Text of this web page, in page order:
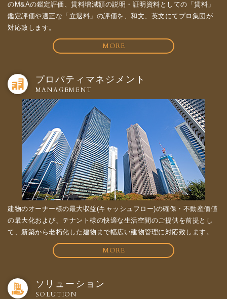
のM&Aの鑑定評価、賃料増減額の説明・証明資料としての「賃料」
鑑定評価や適正な「立退料」の評価を、和文、英文にてプロ集団が
対応致します。
MORE
プロパティマネジメント
MANAGEMENT
建物のオーナー様の最大収益(キャッシュフロー)の確保・不動産価値
の最大化および、テナント様の快適な生活空間のご提供を前提とし
て、新築から老朽化した建物まで幅広い建物管理に対応致します。
MORE
ソリューション
SOLUTION